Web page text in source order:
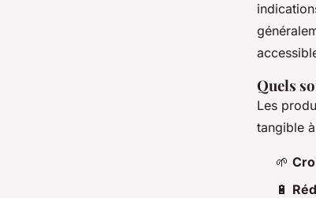
Quels
Les
tangible
🌱
🔋